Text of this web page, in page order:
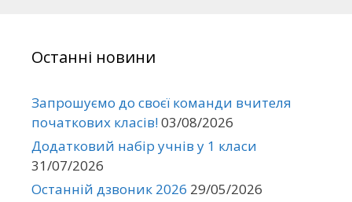
Останні новини
Запрошуємо до своєї команди вчителя
початкових класів!03/08/2026
Додатковий набір учнів у 1 класи
31/07/2026
Останній дзвоник 2026 29/05/2026